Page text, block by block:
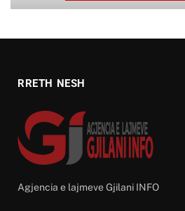
RRETH NESH
Agjencia e lajmeve Gjilani INFO